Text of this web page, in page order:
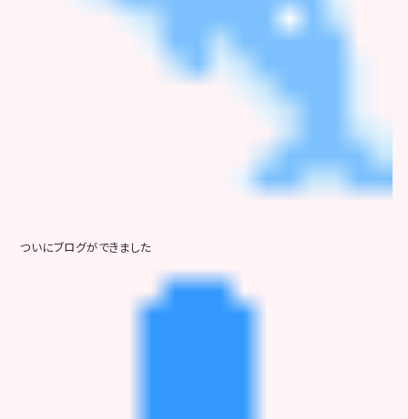
ついにブログができました